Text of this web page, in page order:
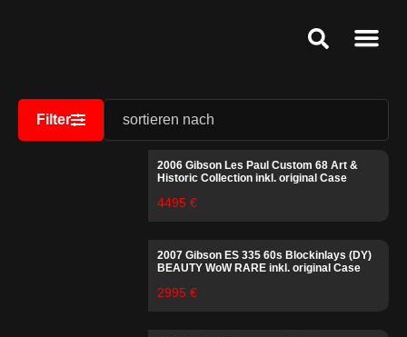
Filter
2006 Gibson Les Paul Custom 68 Art &
Historic Collection inkl. original Case
4495 €
2007 Gibson ES 335 60s Blockinlays (DY)
BEAUTY WoW RARE inkl. original Case
2995 €